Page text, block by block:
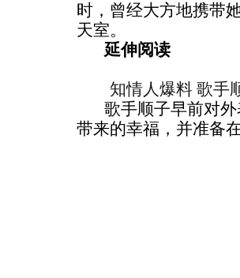
时，曾经大方地携带
天室。
延伸阅读
知情人爆料 歌手
歌手顺子早前对外
带来的幸福，并准备